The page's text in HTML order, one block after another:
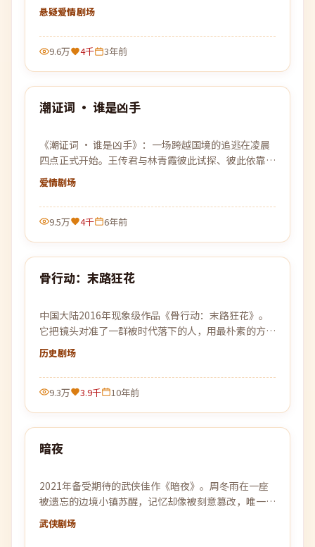
下去，每靠近真相一步，黑暗就更加贴近。
悬疑爱情剧场
9.6万 4千 3年前
热门
99:48
潮证词 · 谁是凶手
《潮证词 · 谁是凶手》：一场跨越国境的追逃在凌晨
四点正式开始。王传君与林青霞彼此试探、彼此依靠，
在没有退路的旅程上各自交出底牌。
爱情剧场
9.5万 4千 6年前
热门
99:41
骨行动：末路狂花
中国大陆2016年现象级作品《骨行动：末路狂花》。
它把镜头对准了一群被时代落下的人，用最朴素的方式
还原了他们最不平凡的日常。
历史剧场
9.3万 3.9千 10年前
热门
99:49
暗夜
2021年备受期待的武侠佳作《暗夜》。周冬雨在一座
被遗忘的边境小镇苏醒，记忆却像被刻意篡改，唯一线
索是一张被烧毁的车票。
武侠剧场